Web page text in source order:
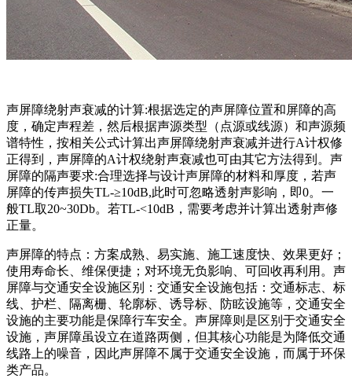
声屏障绕射声衰减的计算:根据选定的声屏障位置和屏障的高
度，确定声程差，然后根据声源类型（点源或线源）和声源频
谱特性，按相关公式计算出声屏障绕射声衰减并进行A计权修
正得到，声屏障的A计权绕射声衰减也可由其它方法得到。声
屏障的隔声要求:合理选择与设计声屏障的材料和厚度，若声
屏障的传声损失TL-≥10dB,此时可忽略透射声影响，即0。一
般TL取20~30Db。若TL-<10dB，需要考虑并计算出透射声修
正量。
声屏障的特点：方案成熟、易实施、施工速度快、效果更好；
使用寿命长、维保便捷；对环境无负影响、可回收再利用。声
屏障与交通安全设施区别：交通安全设施包括：交通标志、标
线、护栏、隔离栅、轮廓标、诱导标、防眩设施等，交通安全
设施的主要功能是保障行车安全。声屏障则是区别于交通安全
设施，声屏障虽设立在道路两侧，但其核心功能是为降低交通
线路上的噪音，因此声屏障不属于交通安全设施，而属于环保
类产品。